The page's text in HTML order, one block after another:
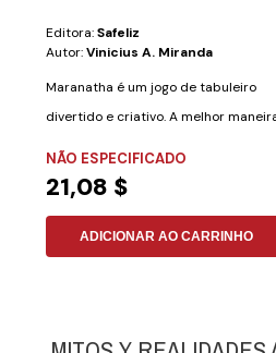
Editora:Safeliz
Autor:Vinicius A. Miranda
Maranatha é um jogo de tabuleiro
divertido e criativo. A melhor
NÃO ESPECIFICADO
21,08 $
ADICIONAR AO CARRINHO